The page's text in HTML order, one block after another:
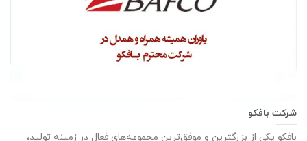
شرکت بافکو
بافکو یکی از بزرگترین و موفق‌ترین مجموعه‌های فعال در زمینه تولید،